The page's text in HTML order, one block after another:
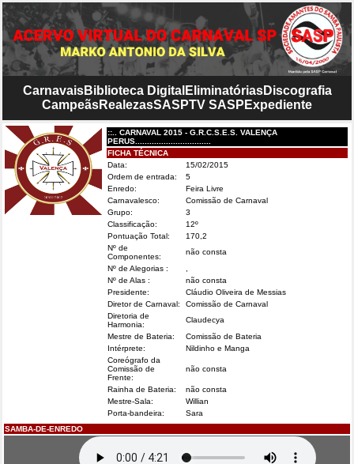
CarnavaisBiblioteca Digital EliminatóriasDiscografia
CampeãsRealezasSASPTV SASP Expediente
::.. CARNAVAL 2015 - G.R.C.S.E.S. VALENÇA
PERUS................................
FICHA TÉCNICA
Data:
15/02/2015
Ordem de entrada:
5
Enredo:
Feira Livre
Carnavalesco:
Comissão de Carnaval
Grupo:
3
Classificação:
12º
Pontuação Total:
170,2
Nº de
Componentes:
não consta
Nº de Alegorias :
Nº de Alas :
não consta
Presidente:
Cláudio Oliveira de Messias
Diretor de Carnaval:
Comissão de Carnaval
Diretoria de
Harmonia:
Claudecya
Mestre de Bateria:
Comissão de Bateria
Intérprete:
Nildinho e Manga
Coreógrafo da
Comissão de
Frente:
não consta
Rainha de Bateria:
não consta
Mestre-Sala:
Willian
Porta-bandeira:
Sara
SAMBA-DE-ENREDO